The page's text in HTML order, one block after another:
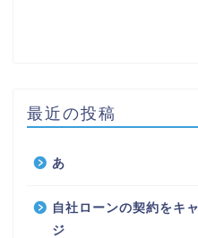
最近の投稿
あ
自社ローンの契約をキ
ジ